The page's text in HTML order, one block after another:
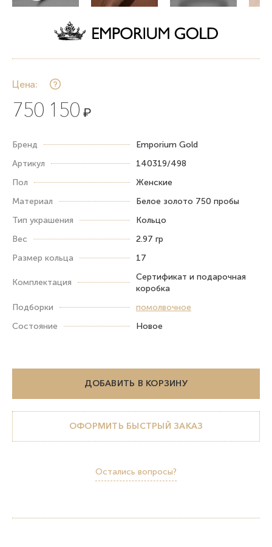
Цена:
750 150 ₽
Бренд
Emporium Gold
Артикул
140319/498
Пол
Женские
Материал
Белое золото 750 пробы
Тип украшения
Кольцо
Вес
2.97 гр
Размер кольца
17
Комплектация
Сертификат и подарочная
коробка
Подборки
помолвочное
Состояние
Новое
ДОБАВИТЬ В КОРЗИНУ
ОФОРМИТЬ БЫСТРЫЙ ЗАКАЗ
Остались вопросы?